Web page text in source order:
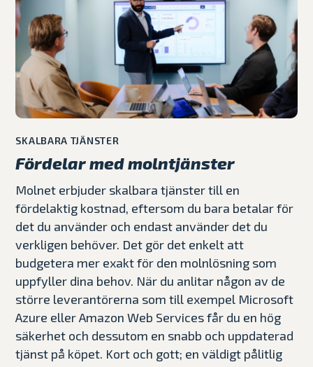
SKALBARA TJÄNSTER
Fördelar med molntjänster
Molnet erbjuder skalbara tjänster till en
fördelaktig kostnad, eftersom du bara betalar för
det du använder och endast använder det du
verkligen behöver. Det gör det enkelt att
budgetera mer exakt för den molnlösning som
uppfyller dina behov. När du anlitar någon av de
större leverantörerna som till exempel Microsoft
Azure eller Amazon Web Services får du en hög
säkerhet och dessutom en snabb och uppdaterad
tjänst på köpet. Kort och gott; en väldigt pålitlig